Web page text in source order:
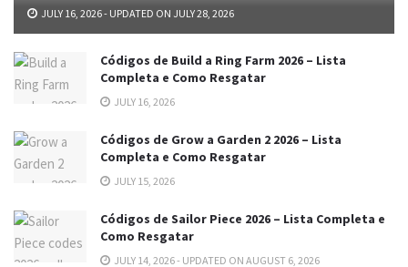
JULY 16, 2026 - UPDATED ON JULY 28, 2026
Códigos de Build a Ring Farm 2026 – Lista
Completa e Como Resgatar
JULY 16, 2026
Códigos de Grow a Garden 2 2026 – Lista
Completa e Como Resgatar
JULY 15, 2026
Códigos de Sailor Piece 2026 – Lista Completa e
Como Resgatar
JULY 14, 2026 - UPDATED ON AUGUST 6, 2026